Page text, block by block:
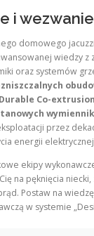
i
domowego
wiedzy z
oraz systemów
Co-extrusion
przez
energii
ekipy
na pęknięcia
Postaw na wiedzę
w systemie